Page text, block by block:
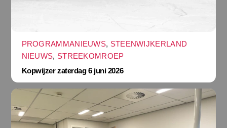
PROGRAMMANIEUWS, STEENWIJKERLAND
NIEUWS, STREEKOMROEP
Kopwijzer zaterdag 6 juni 2026